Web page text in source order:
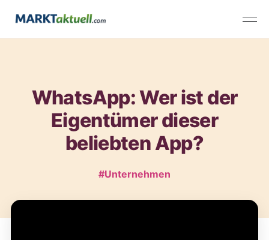
WhatsApp: Wer ist der
Eigentümer dieser
beliebten App?
#Unternehmen